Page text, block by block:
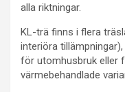
alla riktningar.
KL-trä finns i flera
interiöra
för utomhusbruk eller
värmebehandlade